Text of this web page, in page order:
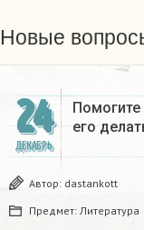
Новые
24
ДЕКАБРЬ
его
Автор: dastankott
Предмет: Литература